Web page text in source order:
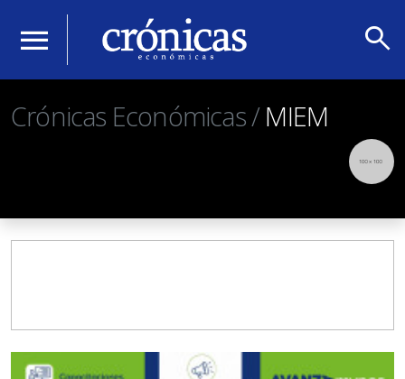
menu search
Crónicas Económicas /MIEM